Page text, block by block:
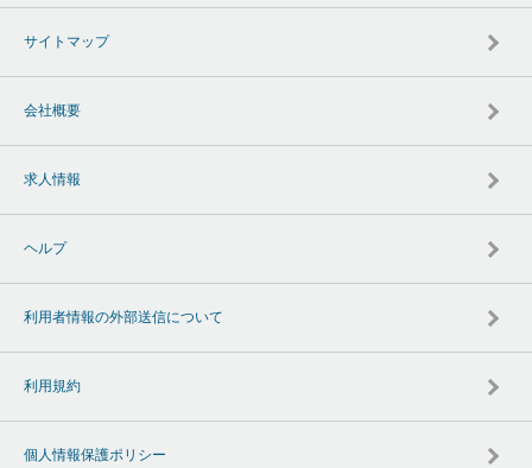
サイトマップ
会社概要
求人情報
ヘルプ
利用者情報の外部送信について
利用規約
個人情報保護ポリシー